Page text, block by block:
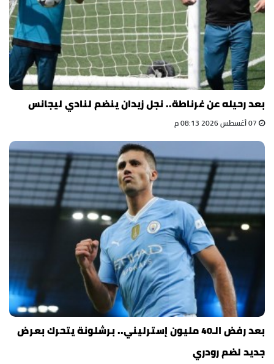
بعد رحيله عن غرناطة.. نجل زيدان ينضم لنادي ليجانس
بعد رفض الـ40 مليون إسترليني.. برشلونة يتحرك بعرض
جديد لضم رودري